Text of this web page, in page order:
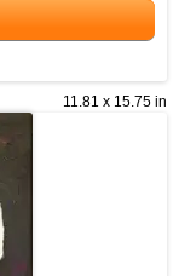
11.81 x 15.75 in